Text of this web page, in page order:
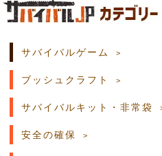
土日祝日の商品発送はございません。
サバイバルゲーム
ブッシュクラフト
サバイバルキット・非常袋
安全の確保